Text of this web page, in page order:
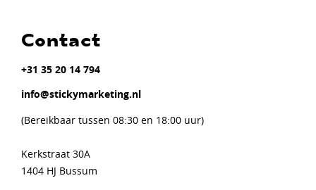
Contact
+31 35 20 14 794
info@stickymarketing.nl
(Bereikbaar tussen 08:30 en 18:00 uur)
Kerkstraat 30A
1404 HJ Bussum